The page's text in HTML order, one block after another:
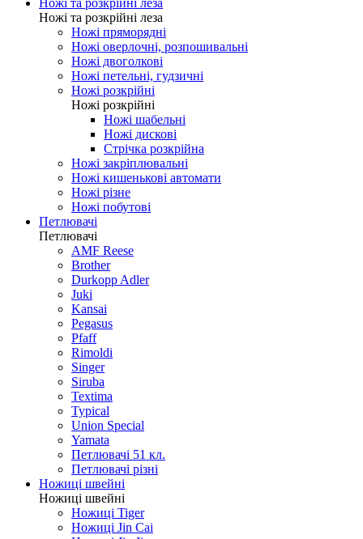
Ножі та розкрійні леза
Ножі та розкрійні леза
Ножі пряморядні
Ножі оверлочні, розпошивальні
Ножі двоголкові
Ножі петельні, гудзичні
Ножі розкрійні
Ножі розкрійні
Ножі шабельні
Ножі дискові
Стрічка розкрійна
Ножі закріплювальні
Ножі кишенькові автомати
Ножі різне
Ножі побутові
Петлювачі
Петлювачі
AMF Reese
Brother
Durkopp Adler
Juki
Kansai
Pegasus
Pfaff
Rimoldi
Singer
Siruba
Textima
Typical
Union Special
Yamata
Петлювачі 51 кл.
Петлювачі різні
Ножиці швейні
Ножиці швейні
Ножиці Tiger
Ножиці Jin Cai